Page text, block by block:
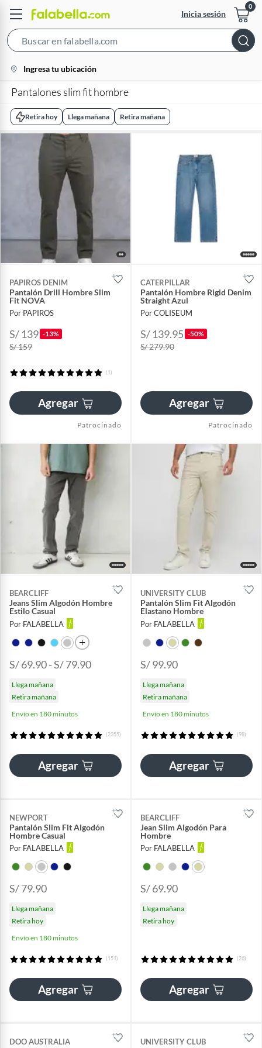
Inicia sesión
Bar
location-
icon
Ingresa tu ubicación
Pantalones slim fit hombre
Retira hoy Llega mañana Retira mañana
PAPIROS DENIM
Pantalón Drill Hombre Slim
Fit NOVA
Por PAPIROS
S/ 139 -13%
S/ 159
(1)
Agregar
Patrocinado
CATERPILLAR
Pantalón Hombre Rigid Denim
Straight Azul
Por COLISEUM
S/ 139.95 -50%
S/ 279.90
Agregar
Patrocinado
BEARCLIFF
Jeans Slim Algodón Hombre
Estilo Casual
Por FALABELLA
S/ 69.90 - S/ 79.90
Llega mañana
Retira mañana
Envío en 180 minutos
(2355)
Agregar
UNIVERSITY CLUB
Pantalón Slim Fit Algodón
Elastano Hombre
Por FALABELLA
S/ 99.90
Llega mañana
Retira mañana
Envío en 180 minutos
(98)
Agregar
NEWPORT
Pantalón Slim Fit Algodón
Hombre Casual
Por FALABELLA
S/ 79.90
Llega mañana
Retira hoy
Envío en 180 minutos
(151)
Agregar
BEARCLIFF
Jean Slim Algodón Para
Hombre
Por FALABELLA
S/ 69.90
Llega mañana
Retira hoy
(26)
Agregar
DOO AUSTRALIA UNIVERSITY CLUB